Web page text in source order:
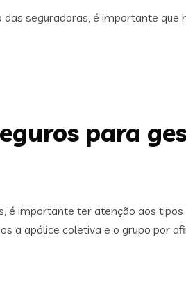
seguradoras, é importante
para
é importante ter atenção aos
a apólice coletiva e o grupo por